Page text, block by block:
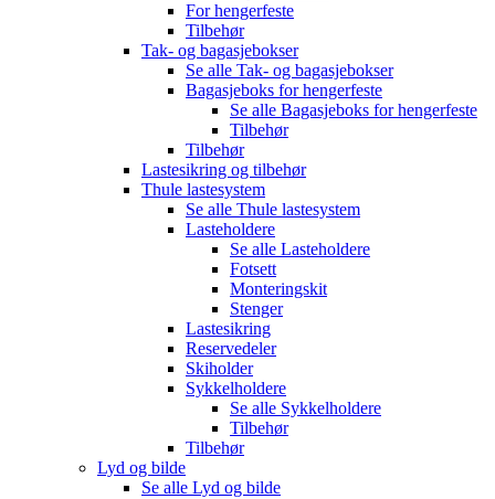
For hengerfeste
Tilbehør
Tak- og bagasjebokser
Se alle Tak- og bagasjebokser
Bagasjeboks for hengerfeste
Se alle Bagasjeboks for hengerfeste
Tilbehør
Tilbehør
Lastesikring og tilbehør
Thule lastesystem
Se alle Thule lastesystem
Lasteholdere
Se alle Lasteholdere
Fotsett
Monteringskit
Stenger
Lastesikring
Reservedeler
Skiholder
Sykkelholdere
Se alle Sykkelholdere
Tilbehør
Tilbehør
Lyd og bilde
Se alle Lyd og bilde